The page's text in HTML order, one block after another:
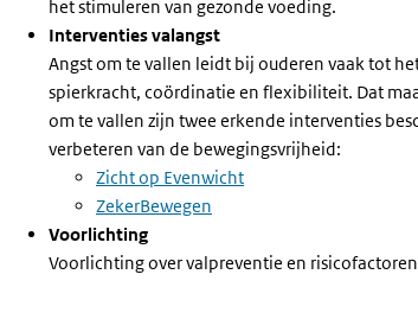
het stimuleren van gezonde voeding.
Interventies valangst
Angst om te vallen leidt bij ouderen vaak tot
spierkracht, coördinatie en flexibiliteit. Dat
om te vallen zijn twee erkende interventies
verbeteren van de bewegingsvrijheid:
Zicht op Evenwicht
ZekerBewegen
Voorlichting
Voorlichting over valpreventie en